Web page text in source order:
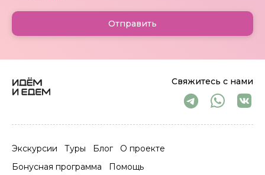
Свяжитесь с нами
Экскурсии Туры Блог
О проекте
Бонусная программа
Помощь
Отправить